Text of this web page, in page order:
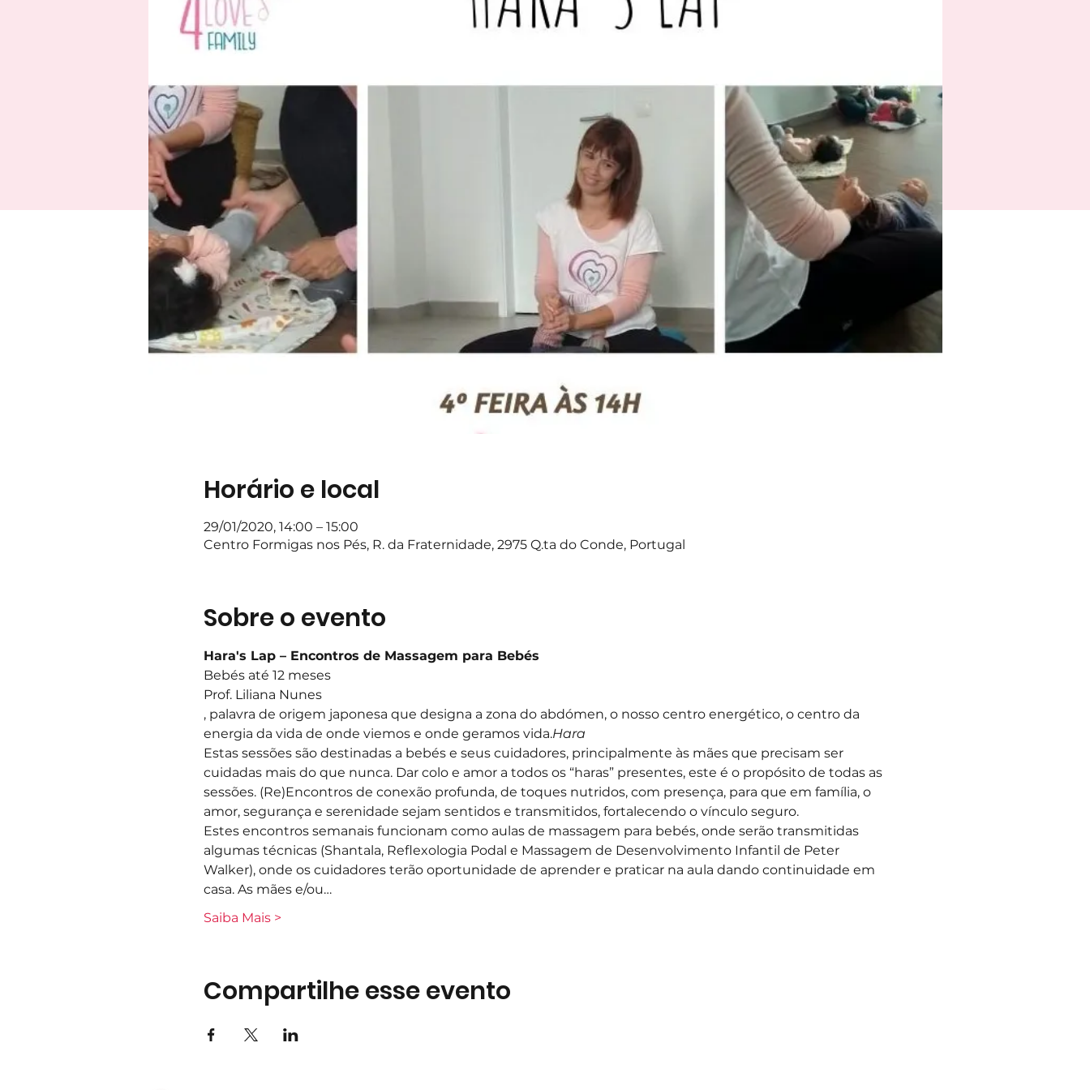
Horário e local
29/01/2020, 14:00 – 15:00
Centro Formigas nos Pés, R. da Fraternidade, 2975 Q.ta do Conde, Portugal
Sobre o evento
Hara's Lap – Encontros de Massagem para Bebés
Bebés até 12 meses
Prof. Liliana Nunes
, palavra de origem japonesa que designa a zona do abdómen, o nosso centro energético, o centro da
energia da vida de onde viemos e onde geramos vida.Hara
Estas sessões são destinadas a bebés e seus cuidadores, principalmente às mães que precisam ser
cuidadas mais do que nunca. Dar colo e amor a todos os “haras” presentes, este é o propósito de todas as
sessões. (Re)Encontros de conexão profunda, de toques nutridos, com presença, para que em família, o
amor, segurança e serenidade sejam sentidos e transmitidos, fortalecendo o vínculo seguro.
Estes encontros semanais funcionam como aulas de massagem para bebés, onde serão transmitidas
algumas técnicas (Shantala, Reflexologia Podal e Massagem de Desenvolvimento Infantil de Peter
Walker), onde os cuidadores terão oportunidade de aprender e praticar na aula dando continuidade em
casa. As mães e/ou…
Saiba Mais >
Compartilhe esse evento